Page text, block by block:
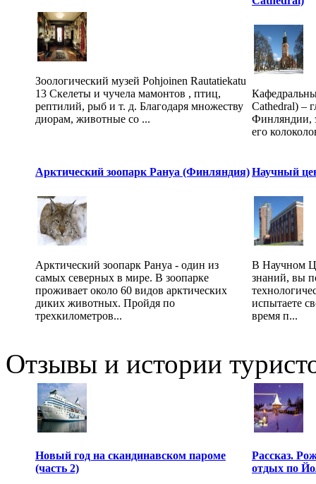
Зоологический музей Pohjoinen Rautatiekatu
13 Скелеты и чучела мамонтов , птиц,
рептилий, рыб и т. д. Благодаря множеству
диорам, животные со ...
Cathedral) –
Финляндии,
его
Арктический зоопарк Рануа (Финляндия)
Арктический зоопарк Рануа - один из
самых северных в мире. В зоопарке
проживает около 60 видов арктических
диких животных. Пройдя по
трехкилометров...
Научный
В Научном
знаний, вы
испытаете
время п...
Отзывы и истории
Новый год на скандинавском пароме
(часть 2)
Рассказ.
отдых по